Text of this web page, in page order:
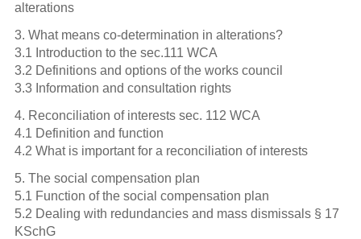
alterations
3. What means co-determination in alterations?
3.1 Introduction to the sec.111 WCA
3.2 Definitions and options of the works council
3.3 Information and consultation rights
4. Reconciliation of interests sec. 112 WCA
4.1 Definition and function
4.2 What is important for a reconciliation of interests
5. The social compensation plan
5.1 Function of the social compensation plan
5.2 Dealing with redundancies and mass dismissals § 17
KSchG
Übergang in den Ruhestand
Betriebliche Alterversorgung
Mitbestimmung bei Veräußerung und
Restrukturierung
Controlling im Versicherungs-
Unternehmen